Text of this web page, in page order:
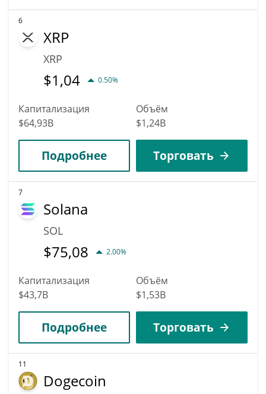
6
XRP
XRP
$1,04 0.50%
Капитализация
$64,93B
Объём
$1,24B
Подробнее Торговать
7
Solana
SOL
$75,08 2.00%
Капитализация
$43,7B
Объём
$1,53B
Подробнее Торговать
11
Dogecoin